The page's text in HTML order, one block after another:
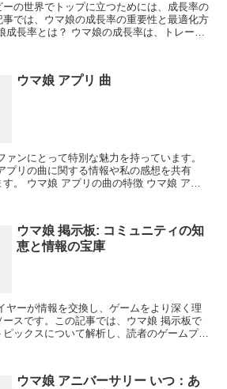
の世界でトップに立つためには、成長率の
では、ウマ娘の成長率の重要性と最適化方
成長率とは？ ウマ娘の成長率は、トレーニ
ウマ娘 アプリ 曲
ァンにとって特別な魅力を持っています。
プリの曲に関する情報や私の感想を共有
。 ウマ娘 アプリの曲の特徴 ウマ娘 アプ
ウマ娘 掲示板: コミュニティの知
恵と情報の宝庫
ヤーが情報を交換し、ゲームをより深く理
スです。この記事では、ウマ娘 掲示板で
ックスについて解析し、読者のゲームプレ
ウマ娘 アニバーサリー いつ：あ